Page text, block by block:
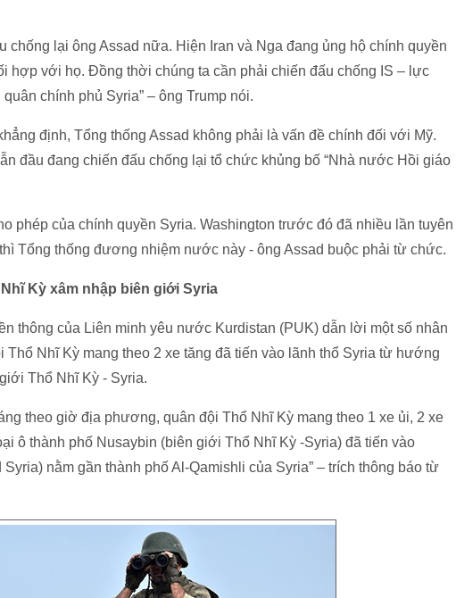
chống lại ông Assad nữa. Hiện Iran và Nga đang ủng hộ chính quyền
hợp với họ. Đồng thời chúng ta cần phải chiến đấu chống IS – lực
chính phủ Syria” – ông Trump nói.
định, Tổng thống Assad không phải là vấn đề chính đối với Mỹ.
đầu đang chiến đấu chống lại tổ chức khủng bố “Nhà nước Hồi giáo
phép của chính quyền Syria. Washington trước đó đã nhiều lần tuyên
Tổng thống đương nhiệm nước này - ông Assad buộc phải từ chức.
Kỳ xâm nhập biên giới Syria
thông của Liên minh yêu nước Kurdistan (PUK) dẫn lời một số nhân
Thổ Nhĩ Kỳ mang theo 2 xe tăng đã tiến vào lãnh thổ Syria từ hướng
Thổ Nhĩ Kỳ - Syria.
theo giờ địa phương, quân đội Thổ Nhĩ Kỳ mang theo 1 xe ủi, 2 xe
ô thành phố Nusaybin (biên giới Thổ Nhĩ Kỳ -Syria) đã tiến vào
nằm gần thành phố Al-Qamishli của Syria” – trích thông báo từ